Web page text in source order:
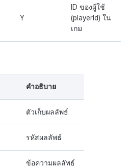
Y
ID ของผู้ใช้
(playerId) ใน
เกม
คำอธิบาย
ตัวเก็บผลลัพธ์
รหัสผลลัพธ์
ข้อความผลลัพธ์